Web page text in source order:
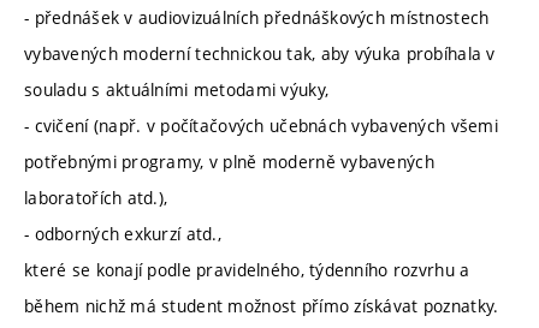
- přednášek v audiovizuálních přednáškových místnostech
vybavených moderní technickou tak, aby výuka probíhala v
souladu s aktuálními metodami výuky,
- cvičení (např. v počítačových učebnách vybavených všemi
potřebnými programy, v plně moderně vybavených
laboratořích atd.),
- odborných exkurzí atd.,
které se konají podle pravidelného, týdenního rozvrhu a
během nichž má student možnost přímo získávat poznatky.